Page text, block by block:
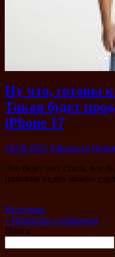
Ну что, готовы
Такая будет
iPhone 17
28.08.2025 Iphones.ru
Это будет хит стиля, все
похожие видео можно
…
Источник
« Прошлые сообщения
Поиск